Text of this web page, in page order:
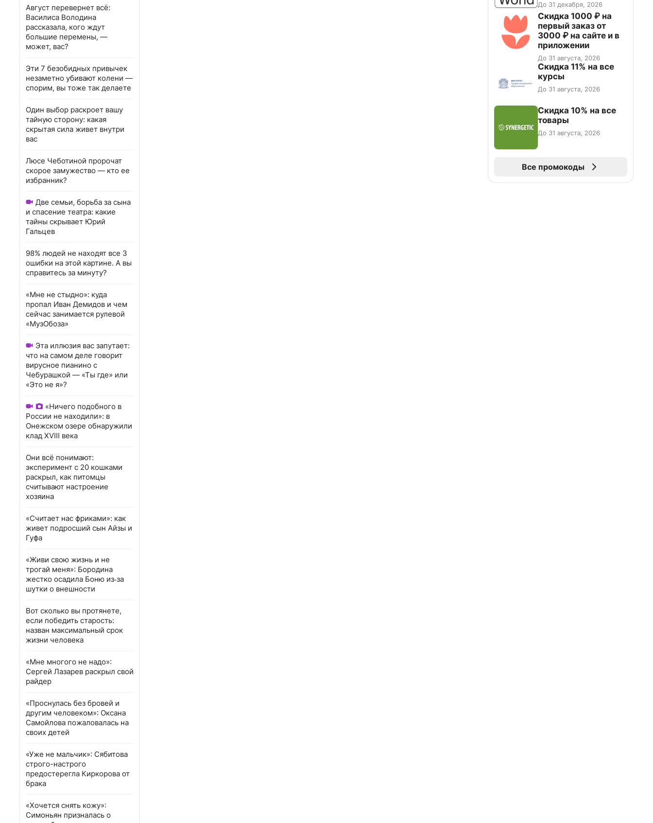
Август перевернет всё:
Василиса Володина
рассказала, кого ждут
большие перемены, —
может, вас?
Эти 7 безобидных привычек
незаметно убивают колени —
спорим, вы тоже так делаете
Один выбор раскроет вашу
тайную сторону: какая
скрытая сила живет внутри
вас
Люсе Чеботиной пророчат
скорое замужество — кто ее
избранник?
Две семьи, борьба за сына
и спасение театра: какие
тайны скрывает Юрий
Гальцев
98% людей не находят все 3
ошибки на этой картине. А вы
справитесь за минуту?
«Мне не стыдно»: куда
пропал Иван Демидов и чем
сейчас занимается рулевой
«МузОбоза»
Эта иллюзия вас запутает:
что на самом деле говорит
вирусное пианино с
Чебурашкой — «Ты где» или
«Это не я»?
«Ничего подобного в
России не находили»: в
Онежском озере обнаружили
клад XVIII века
Они всё понимают:
эксперимент с 20 кошками
раскрыл, как питомцы
считывают настроение
хозяина
«Считает нас фриками»: как
живет подросший сын Айзы и
Гуфа
«Живи свою жизнь и не
трогай меня»: Бородина
жестко осадила Боню из‑за
шутки о внешности
Вот сколько вы протянете,
если победить старость:
назван максимальный срок
жизни человека
«Мне многого не надо»:
Сергей Лазарев раскрыл свой
райдер
«Проснулась без бровей и
другим человеком»: Оксана
Самойлова пожаловалась на
своих детей
«Уже не мальчик»: Сябитова
строго-настрого
предостерегла Киркорова от
брака
«Хочется снять кожу»:
Симоньян призналась о
До 31 декабря, 2026
Скидка 1000 ₽ на
первый заказ от
3000 ₽ на сайте и в
приложении
До 31 августа, 2026
Скидка 11% на все
курсы
До 31 августа, 2026
Скидка 10% на все
товары
До 31 августа, 2026
Все промокоды